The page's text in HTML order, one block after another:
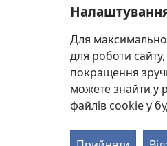
Для
для роботи
покращення
можете знайти у
файлів cookie у
Copyright© 2026